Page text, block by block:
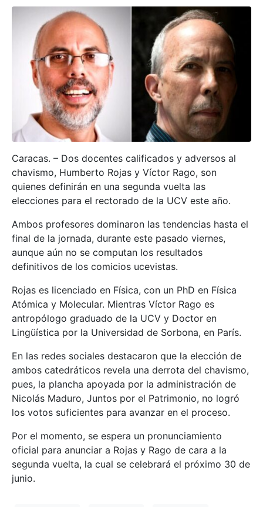
Caracas. – Dos docentes calificados y adversos al
chavismo, Humberto Rojas y Víctor Rago, son
quienes definirán en una segunda vuelta las
elecciones para el rectorado de la UCV este año.
Ambos profesores dominaron las tendencias hasta el
final de la jornada, durante este pasado viernes,
aunque aún no se computan los resultados
definitivos de los comicios ucevistas.
Rojas es licenciado en Física, con un PhD en Física
Atómica y Molecular. Mientras Víctor Rago es
antropólogo graduado de la UCV y Doctor en
Lingüística por la Universidad de Sorbona, en París.
En las redes sociales destacaron que la elección de
ambos catedráticos revela una derrota del chavismo,
pues, la plancha apoyada por la administración de
Nicolás Maduro, Juntos por el Patrimonio, no logró
los votos suficientes para avanzar en el proceso.
Por el momento, se espera un pronunciamiento
oficial para anunciar a Rojas y Rago de cara a la
segunda vuelta, la cual se celebrará el próximo 30 de
junio.